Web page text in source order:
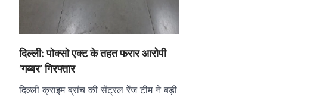
दिल्ली: पोक्सो एक्ट के तहत फरार आरोपी
‘गब्बर’ गिरफ्तार
दिल्ली क्राइम ब्रांच की सेंट्रल रेंज टीम ने बड़ी